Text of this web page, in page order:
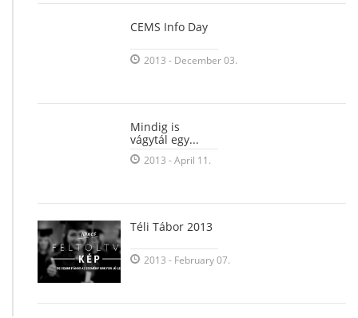
CEMS Info Day
2013 - December 03.
Mindig is
vágytál egy...
2013 - April 11.
Téli Tábor 2013
2013 - February 07.